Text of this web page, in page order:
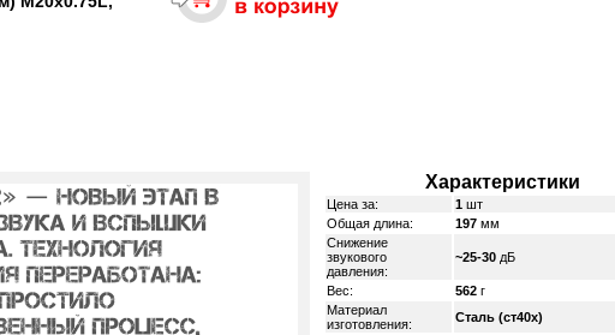
Характеристики
Цена за: 1 шт
Общая длина:
197 мм
Снижение
звукового
давления:
~25-30 дБ
Вес: 562 г
Материал
изготовления:
Сталь (ст40х)